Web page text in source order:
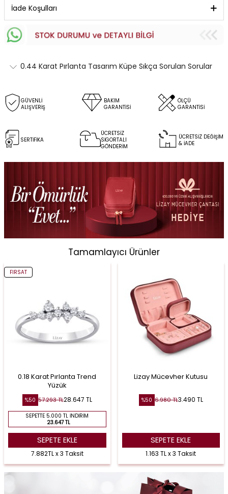
İade Koşulları
0.44 Karat Pırlanta Tasarım Küpe Sıkça Sorulan Sorular
GÜVENLİ
ALIŞVERİŞ
BAKIM
GARANTİSİ
ÖLÇÜ
GARANTİSİ
SERTİFİKA
ÜCRETSİZ
SİGORTALI
GÖNDERİM
ÜCRETSİZ DEĞİŞİM
& İADE
Tamamlayıcı Ürünler
FIRSAT
0.18 Karat Pırlanta Trend
Yüzük
%50 57.293TL28.647 TL
SEPETTE 5.000 TL İNDIRIM
23.647 TL
SEPETE EKLE
7.882TL x 3 Taksit
Lizay Mücevher Kutusu
%50 6.980TL3.490 TL
SEPETE EKLE
1.163 TL x 3 Taksit